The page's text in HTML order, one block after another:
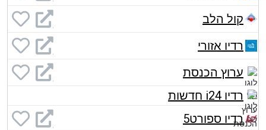
קול הלב
רדיו אזורי
ערוץ הכנסת
רדיו i24 חדשות
רדיו ספורט5